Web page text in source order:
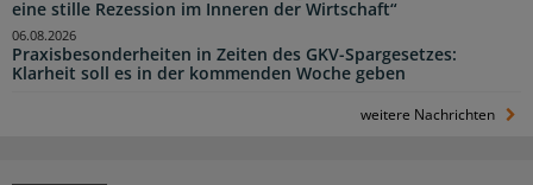
eine stille Rezession im Inneren der Wirtschaft“
Praxisbesonderheiten in Zeiten des GKV-Spargesetzes:
Klarheit soll es in der kommenden Woche geben
06.08.2026
weitere Nachrichten